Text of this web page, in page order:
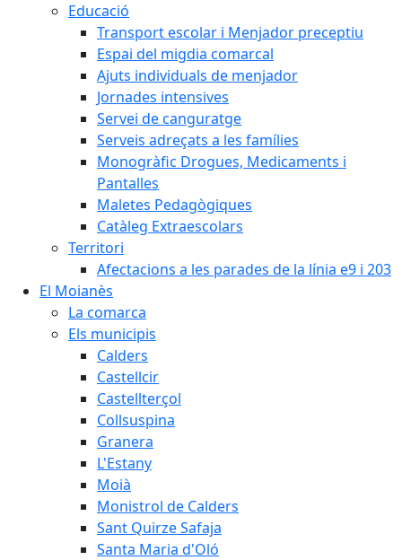
Educació
Transport escolar i Menjador preceptiu
Espai del migdia comarcal
Ajuts individuals de menjador
Jornades intensives
Servei de canguratge
Serveis adreçats a les famílies
Monogràfic Drogues, Medicaments i
Pantalles
Maletes Pedagògiques
Catàleg Extraescolars
Territori
Afectacions a les parades de la línia e9 i 203
El Moianès
La comarca
Els municipis
Calders
Castellcir
Castellterçol
Collsuspina
Granera
L'Estany
Moià
Monistrol de Calders
Sant Quirze Safaja
Santa Maria d'Oló